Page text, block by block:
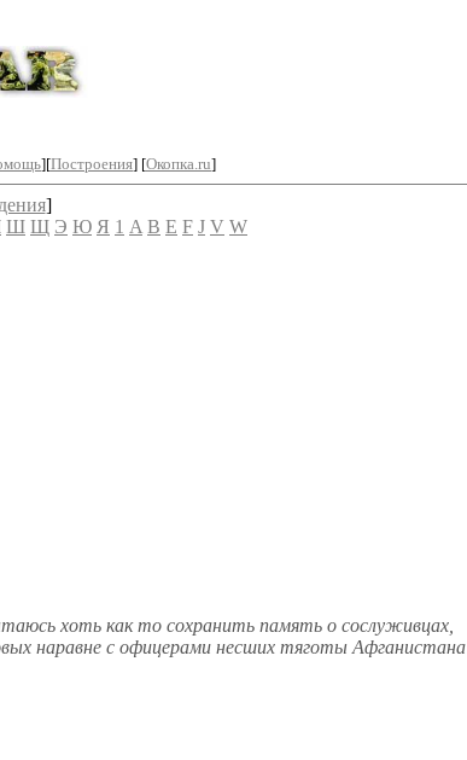
][Построения] [Окопка.ru]
]
Ш Щ Э Ю Я 1 A B E F J V W
хоть как то сохранить память о сослуживцах,
наравне с офицерами несших тяготы Афганистана